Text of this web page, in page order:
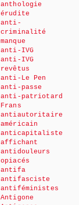
anthologie
érudite
anti-
criminalité
manque
anti-IVG
anti-IVG
revêtus
anti-Le Pen
anti-passe
anti-patriotard
Frans
antiautoritaire
américain
anticapitaliste
affichant
antidouleurs
opiacés
antifa
antifasciste
antiféministes
Antigone